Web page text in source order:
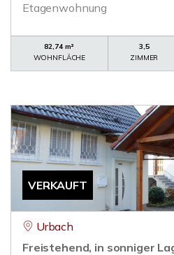
Etagenwohnung
82,74 m²
WOHNFLÄCHE
3,5
ZIMMER
VERKAUFT
Urbach
Freistehend, in sonniger